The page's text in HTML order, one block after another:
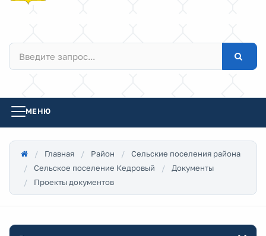
МЕНЮ
Главная Район
Сельские поселения района
Сельское поселение Кедровый
Документы
Проекты документов